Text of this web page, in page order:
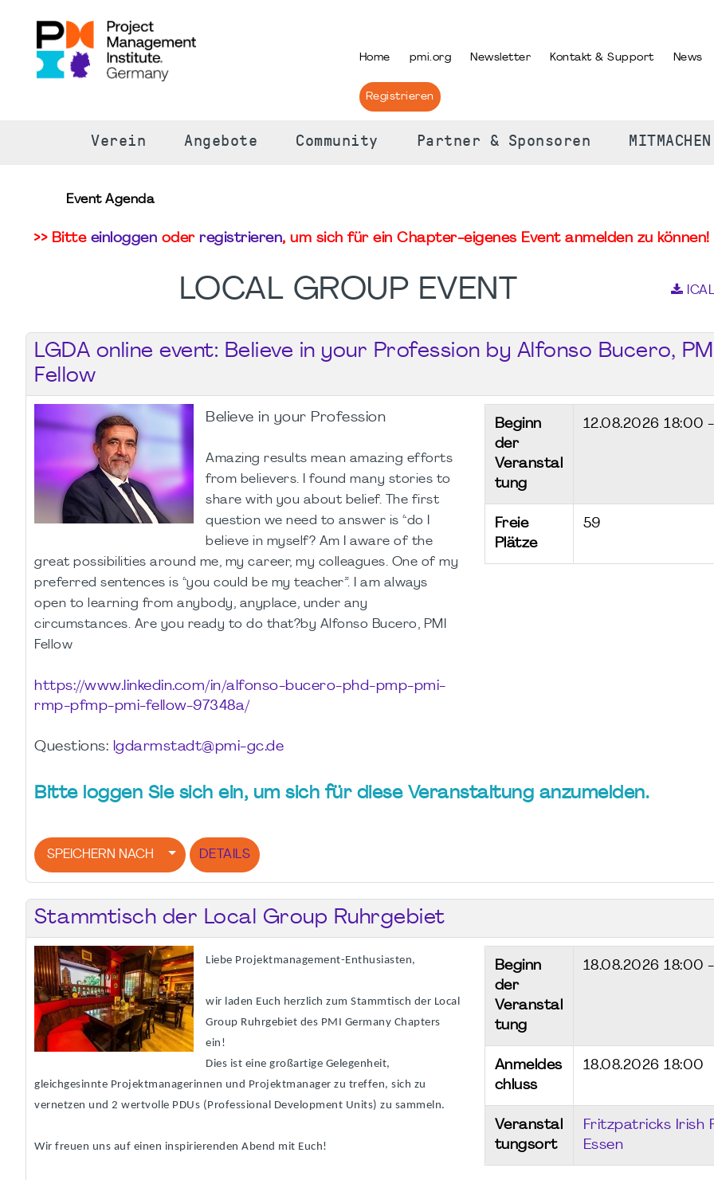
Home pmi.org Newsletter Kontakt & Support News
Registrieren
Verein Angebote Community Partner & Sponsoren MITMACHEN
Event Agenda
>> Bitte einloggen oder registrieren, um sich für ein Chapter-eigenes Event anmelden zu können!
LOCAL GROUP EVENT
LGDA online event: Believe in your Profession by Alfonso Bucero,
Fellow
Believe in your Profession
Amazing results mean amazing efforts
from believers. I found many stories to
share with you about belief. The first
question we need to answer is “do I
believe in myself? Am I aware of the
great possibilities around me, my career, my colleagues. One of my
preferred sentences is “you could be my teacher”. I am always
open to learning from anybody, anyplace, under any
circumstances. Are you ready to do that?by Alfonso Bucero, PMI
Fellow
https://www.linkedin.com/in/alfonso-bucero-phd-pmp-pmi-
rmp-pfmp-pmi-fellow-97348a/
Questions: lgdarmstadt@pmi-gc.de
Beginn
der
Veranstal
tung
12.08.202618:00
Freie
Plätze
59
Bitte loggen Sie sich ein, um sich für diese Veranstaltung anzumelden.
SPEICHERN NACH DETAILS
Stammtisch der Local Group Ruhrgebiet
Liebe Projektmanagement-Enthusiasten,
wir laden Euch herzlich zum Stammtisch der Local
Group Ruhrgebiet des PMI Germany Chapters
ein!
Dies ist eine großartige Gelegenheit,
gleichgesinnte Projektmanagerinnen und Projektmanager zu treffen, sich zu
vernetzen und 2 wertvolle PDUs (Professional Development Units) zu sammeln.
Wir freuen uns auf einen inspirierenden Abend mit Euch!
Beginn
der
Veranstal
tung
18.08.202618:00
Anmeldes
chluss
18.08.2026 18:00
Veranstal
tungsort
Fritzpatricks Irish
Essen
LG
Darmstadt